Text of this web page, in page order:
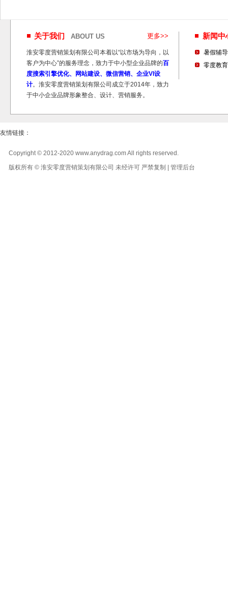
更多>>
关于我们 ABOUT US
淮安零度营销策划有限公司本着以“以市场为导向，以
客户为中心”的服务理念，致力于中小型企业品牌的百
度搜索引擎优化、网站建设、微信营销、企业VI设
计。淮安零度营销策划有限公司成立于2014年，致力
于中小企业品牌形象整合、设计、营销服务。
新闻
暑假辅
零度教
友情链接：
Copyright © 2012-2020 www.anydrag.com All rights reserved.
版权所有 © 淮安零度营销策划有限公司 未经许可 严禁复制 | 管理后台